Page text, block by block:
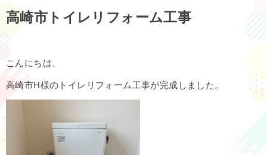
高崎市トイレリフォーム工事
こんにちは、
高崎市H様のトイレリフォーム工事が完成しました。